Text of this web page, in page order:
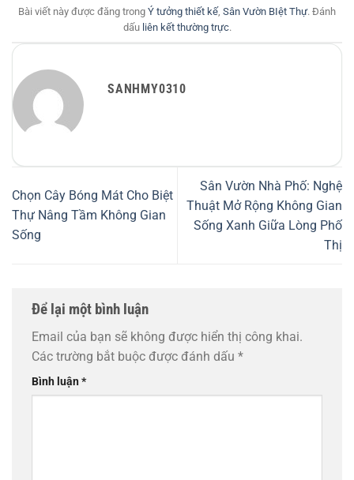
Bài viết này được đăng trong Ý tưởng thiết kế Sân Vườn BIệt Thự. Đánh
dấu liên kết thường trực.
SANHMY0310
Chọn Cây Bóng Mát Cho Biệt
Thự Nâng Tầm Không Gian
Sống
Sân Vườn Nhà Phố: Nghệ
Thuật Mở Rộng Không Gian
Sống Xanh Giữa Lòng Phố
Thị
Để lại một bình luận
Email của bạn sẽ không được hiển thị công khai.
Các trường bắt buộc được đánh dấu *
Bình luận*